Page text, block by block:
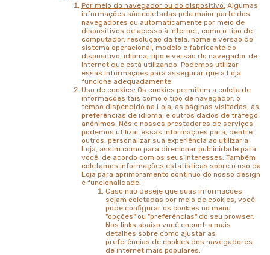
Por meio do navegador ou do dispositivo: Algumas
informações são coletadas pela maior parte dos
navegadores ou automaticamente por meio de
dispositivos de acesso à internet, como o tipo de
computador, resolução da tela, nome e versão do
sistema operacional, modelo e fabricante do
dispositivo, idioma, tipo e versão do navegador de
Internet que está utilizando. Podemos utilizar
essas informações para assegurar que a Loja
funcione adequadamente.
Uso de cookies: Os cookies permitem a coleta de
informações tais como o tipo de navegador, o
tempo dispendido na Loja, as páginas visitadas, as
preferências de idioma, e outros dados de tráfego
anônimos. Nós e nossos prestadores de serviços
podemos utilizar essas informações para, dentre
outros, personalizar sua experiência ao utilizar a
Loja, assim como para direcionar publicidade para
você, de acordo com os seus interesses. Também
coletamos informações estatísticas sobre o uso da
Loja para aprimoramento contínuo do nosso design
e funcionalidade.
Caso não deseje que suas informações
sejam coletadas por meio de cookies, você
pode configurar os cookies no menu
"opções" ou "preferências" do seu browser.
Nos links abaixo você encontra mais
detalhes sobre como ajustar as
preferências de cookies dos navegadores
de internet mais populares: